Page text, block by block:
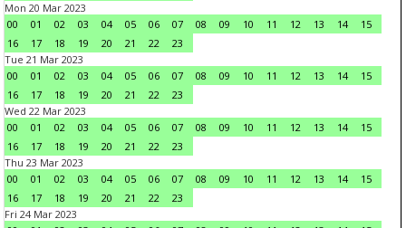
Mon 20 Mar 2023
00
01 02 03 04 05 06 07 08 09 10 11 12 13 14
15
16
17 18 19 20 21 22
23
Tue 21 Mar 2023
00
01 02 03 04 05 06 07 08 09 10 11 12 13 14
15
16
17 18 19 20 21 22
23
Wed 22 Mar 2023
00
01 02 03 04 05 06 07 08 09 10 11 12 13 14
15
16
17 18 19 20 21 22
23
Thu 23 Mar 2023
00
01 02 03 04 05 06 07 08 09 10 11 12 13 14
15
16
17 18 19 20 21 22
23
Fri 24 Mar 2023